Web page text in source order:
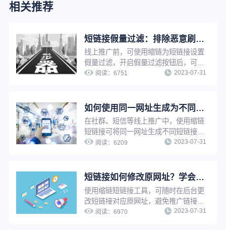
相关推荐
短链接假量过滤：排除恶意刷量，让推广数据更真实
线上推广前，可使用缩链为短链接设置
假量过滤，开启假量过滤按钮后，可以
有效排除恶意点击、机器人刷量等虚假
阅读：6751 2023-07-31
如何使用同一网址生成为不同的短链接功能来提升推广转化效果？
在社群、短信等线上推广中，使用缩链
短链接可将同一网址生成不同短链接，
用于不同渠道、不同客户群、以及不同
阅读：6209 2023-07-31
短链接如何修改原网址？学会这招，让推广更轻松
使用缩链短链接工具，可随时在后台更
改短链接对应原网址，避免推广链接因
为原链接影响出现打不开等情况。若短
阅读：6970 2023-07-31